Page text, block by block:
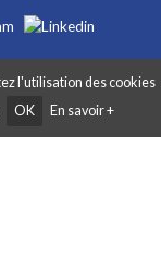
Graphibox
l'utilisation des cookies
OK En savoir +